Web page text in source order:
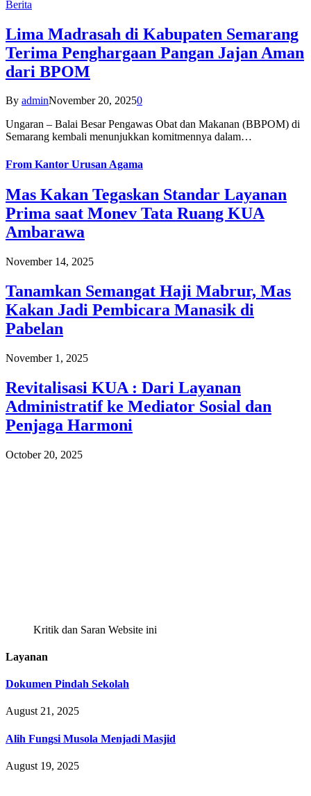
Berita
Lima Madrasah di Kabupaten Semarang
Terima Penghargaan Pangan Jajan Aman
dari BPOM
By adminNovember 20, 20250
Ungaran – Balai Besar Pengawas Obat dan Makanan (BBPOM) di
Semarang kembali menunjukkan komitmennya dalam…
From Kantor Urusan Agama
Mas Kakan Tegaskan Standar Layanan
Prima saat Monev Tata Ruang KUA
Ambarawa
November 14, 2025
Tanamkan Semangat Haji Mabrur, Mas
Kakan Jadi Pembicara Manasik di
Pabelan
November 1, 2025
Revitalisasi KUA : Dari Layanan
Administratif ke Mediator Sosial dan
Penjaga Harmoni
October 20, 2025
Kritik dan Saran Website ini
Layanan
Dokumen Pindah Sekolah
August 21, 2025
Alih Fungsi Musola Menjadi Masjid
August 19, 2025